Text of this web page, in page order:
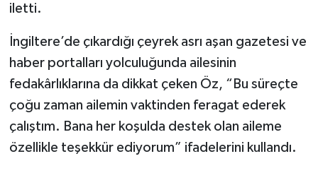
iletti.
İngiltere’de çıkardığı çeyrek asrı aşan gazetesi ve
haber portalları yolculuğunda ailesinin
fedakârlıklarına da dikkat çeken Öz, “Bu süreçte
çoğu zaman ailemin vaktinden feragat ederek
çalıştım. Bana her koşulda destek olan aileme
özellikle teşekkür ediyorum” ifadelerini kullandı.